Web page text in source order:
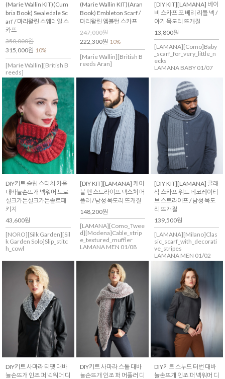
(Marie Wallin KIT)(Cum
bria Book) Swaledale Sc
arf / 마리왈린 스웨데일 스
카프
350,000원
315,000원 10%
[Marie Wallin][British B
reeds]
(Marie Wallin KIT)(Aran
Book) Embleton Scarf /
마리왈린 엠블턴 스카프
247,000원
222,300원 10%
[Marie Wallin][British B
reeds Aran]
[DIY KIT][LAMANA] 베이
비 스카프 포 베리 리틀 넥 /
아기 목도리 뜨개질
13,800원
[LAMANA][Como]Baby
_scarf_for_very_little_n
ecks
LAMANA BABY 01/07
DIY키트 슬립 스티치 카울
대바늘손뜨개 넥워머 노로
실크가든실크가든솔로패
키지
43,600원
[NORO][Silk Garden][Sil
k Garden Solo]Slip_stitc
h_cowl
[DIY KIT][LAMANA] 케이
블 앤 스트라이프 텍스처 머
플러 / 남성 목도리 뜨개질
148,200원
[LAMANA][Como_Twee
d][Modena]Cable_strip
e_textured_muffler
LAMANA MEN 01/08
[DIY KIT][LAMANA] 클래
식 스카프 위드 데코레이티
브 스트라이프 / 남성 목도
리 뜨개질
139,500원
[LAMANA][Milano]Clas
sic_scarf_with_decorati
ve_stripes
LAMANA MEN 01/02
DIY키트 사마라 티펫 대바
늘손뜨개 인조 퍼 넥워머 디
DIY키트 사마라 스톨 대바
늘손뜨개 인조 퍼 머플러 디
DIY키트 스누드 터번 대바
늘손뜨개 인조 퍼 넥워머 디